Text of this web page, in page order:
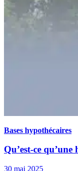
Bases hypothécaires
Qu’est-ce
30 mai 2025